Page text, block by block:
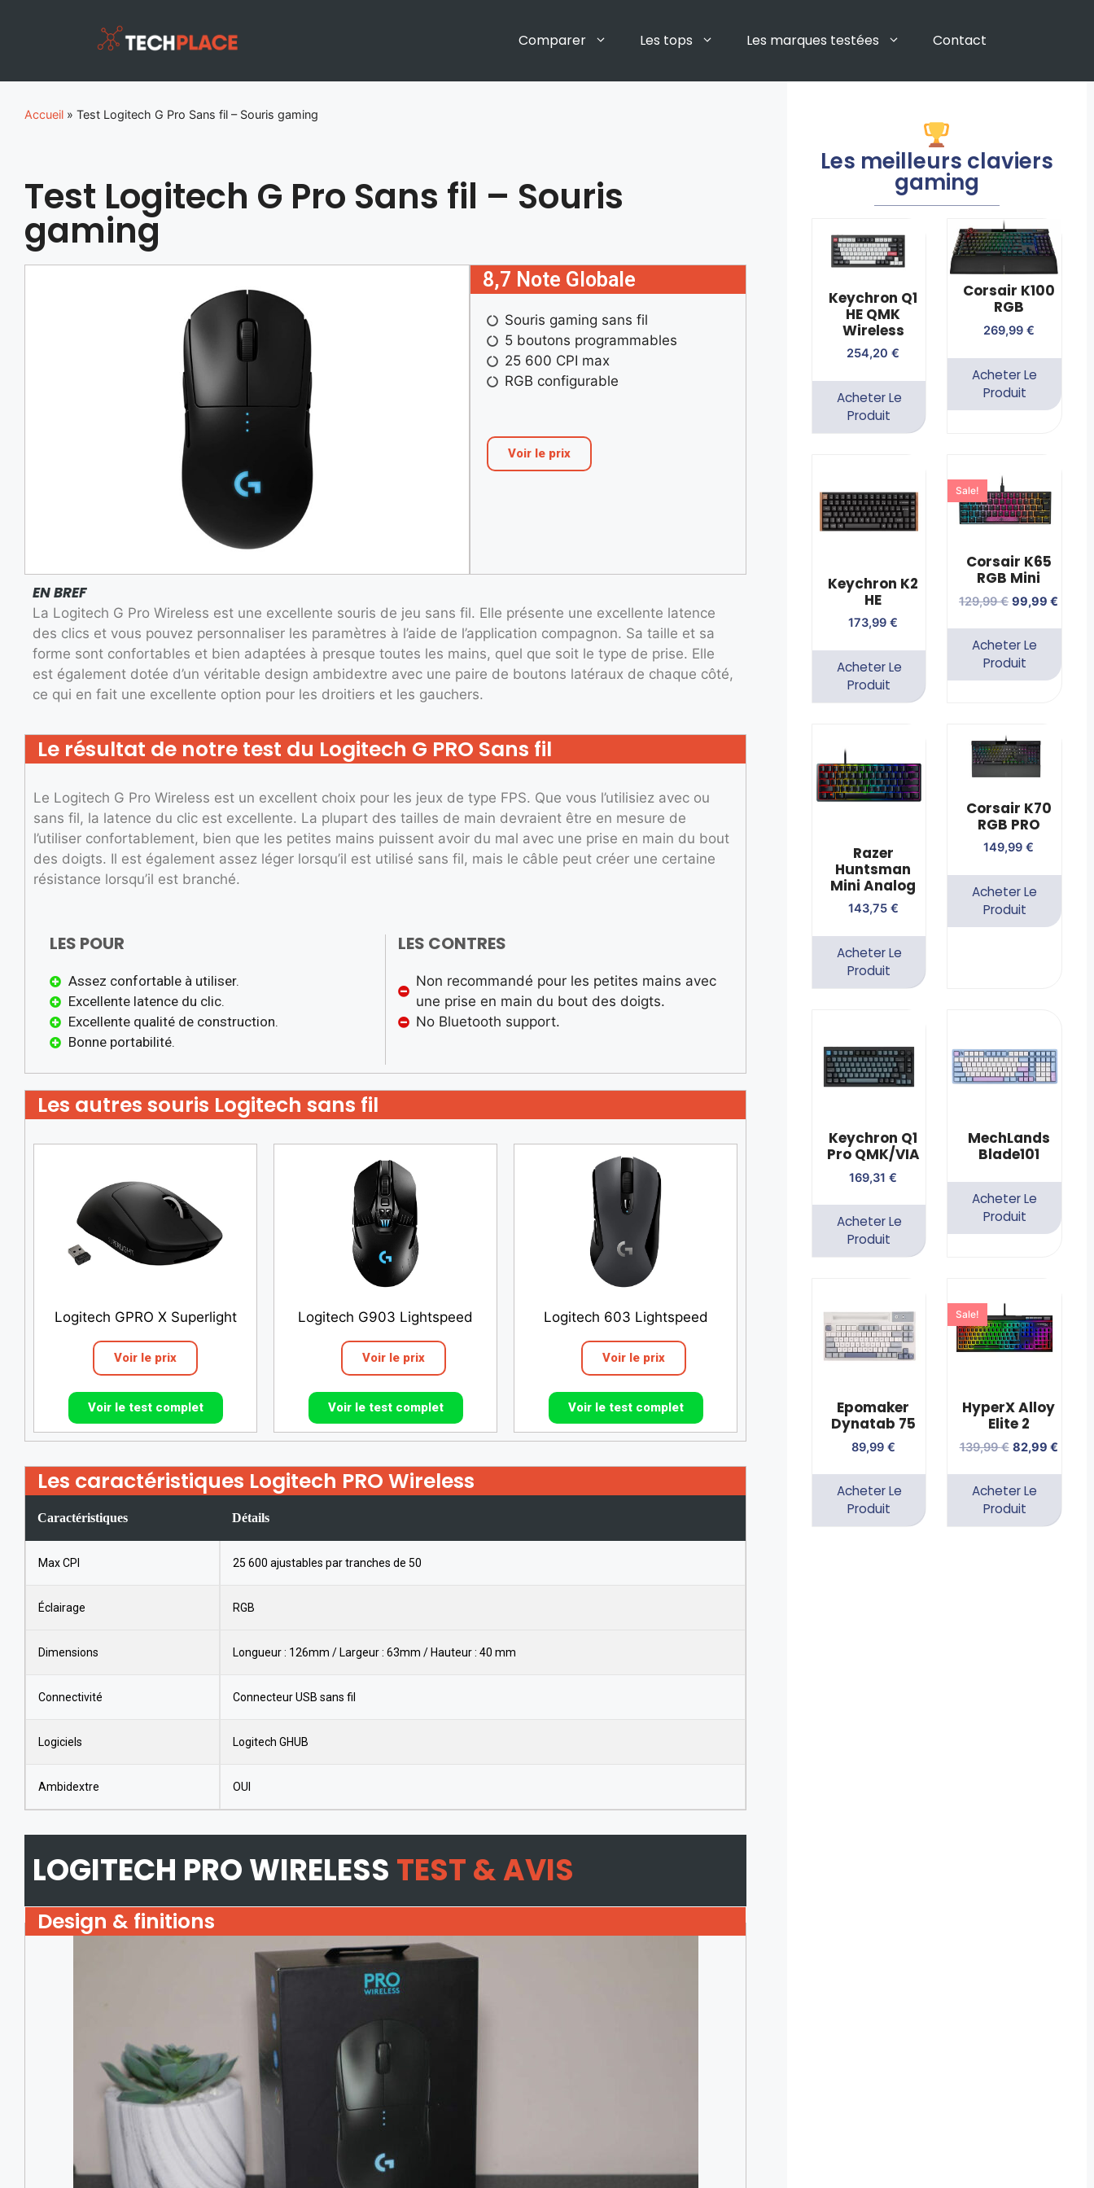
Comparer Les tops Les marques testées Contact
Accueil » Test Logitech G Pro Sans fil – Souris gaming
Test Logitech G Pro Sans fil – Souris
gaming
8,7 Note Globale
Souris gaming sans fil
5 boutons programmables
25 600 CPI max
RGB configurable
Voir le prix
EN BREF
La Logitech G Pro Wireless est une excellente souris de jeu sans fil. Elle présente une excellente latence
des clics et vous pouvez personnaliser les paramètres à l’aide de l’application compagnon. Sa taille et sa
forme sont confortables et bien adaptées à presque toutes les mains, quel que soit le type de prise. Elle
est également dotée d’un véritable design ambidextre avec une paire de boutons latéraux de chaque côté,
ce qui en fait une excellente option pour les droitiers et les gauchers.
Le résultat de notre test du Logitech G PRO Sans fil
Le Logitech G Pro Wireless est un excellent choix pour les jeux de type FPS. Que vous l’utilisiez avec ou
sans fil, la latence du clic est excellente. La plupart des tailles de main devraient être en mesure de
l’utiliser confortablement, bien que les petites mains puissent avoir du mal avec une prise en main du bout
des doigts. Il est également assez léger lorsqu’il est utilisé sans fil, mais le câble peut créer une certaine
résistance lorsqu’il est branché.
LES POUR
Assez confortable à utiliser.
Excellente latence du clic.
Excellente qualité de construction.
Bonne portabilité.
LES CONTRES
Non recommandé pour les petites mains avec
une prise en main du bout des doigts.
No Bluetooth support.
Les autres souris Logitech sans fil
Logitech GPRO X Superlight
Voir le prix
Voir le test complet
Logitech G903 Lightspeed
Voir le prix
Voir le test complet
Logitech 603 Lightspeed
Voir le prix
Voir le test complet
Les caractéristiques Logitech PRO Wireless
Caractéristiques Détails
Max CPI 25 600 ajustables par tranches de 50
Éclairage RGB
Dimensions Longueur : 126mm / Largeur : 63mm / Hauteur : 40 mm
Connectivité Connecteur USB sans fil
Logiciels Logitech GHUB
Ambidextre OUI
LOGITECH PRO WIRELESS TEST & AVIS
Design & finitions
Les meilleurs claviers
gaming
Keychron Q1
HE QMK
Wireless
254,20€
Acheter Le
Produit
Corsair K100
RGB
269,99 €
Acheter Le
Produit
Keychron K2
HE
173,99€
Acheter Le
Produit
Sale!
Corsair K65
RGB Mini
129,99€ 99,99€
Acheter Le
Produit
Razer
Huntsman
Mini Analog
143,75 €
Acheter Le
Produit
Corsair K70
RGB PRO
149,99€
Acheter Le
Produit
Keychron Q1
Pro QMK/VIA
169,31€
Acheter Le
Produit
MechLands
Blade101
Acheter Le
Produit
Epomaker
Dynatab 75
89,99 €
Acheter Le
Produit
Sale!
HyperX Alloy
Elite 2
139,99€ 82,99 €
Acheter Le
Produit